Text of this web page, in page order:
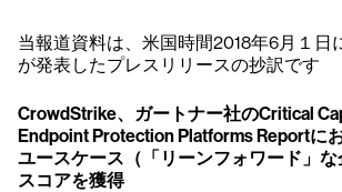
当報道資料は、米国時間2018年6月１日
が発表したプレスリリースの抄訳です
CrowdStrike、ガートナー社のCritical
Endpoint Protection Platforms Reportに
ユースケース（「リーンフォワード」
スコアを獲得